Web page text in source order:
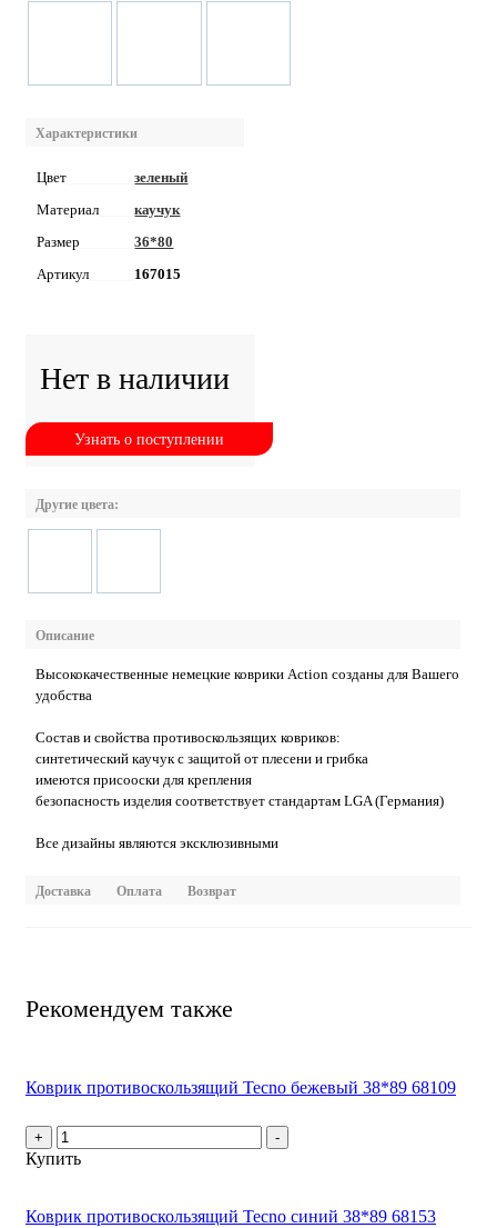
Характеристики
Цвет
зеленый
Материал
каучук
Размер
36*80
Артикул
167015
Нет в наличии
Узнать о поступлении
Другие цвета:
Описание
Высококачественные немецкие коврики Action созданы для Вашего
удобства
Состав и свойства противоскользящих ковриков:
синтетический каучук с защитой от плесени и грибка
имеются присооски для крепления
безопасность изделия соответствует стандартам LGA (Германия)
Все дизайны являются эксклюзивными
Доставка Оплата Возврат
Рекомендуем также
Коврик противоскользящий Tecno бежевый 38*89 68109
+ -
Купить
Коврик противоскользящий Tecno синий 38*89 68153